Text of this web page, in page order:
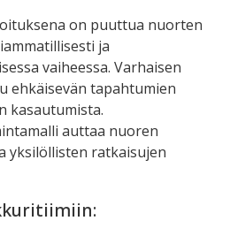
on puuttua nuorten
ja
vaiheessa. Varhaisen
ehkäisevän tapahtumien
kasautumista.
auttaa nuoren
yksilöllisten ratkaisujen